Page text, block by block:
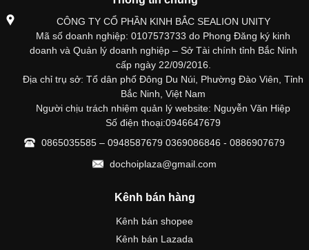
CÔNG TY CỔ PHẦN KINH BẮC SEALION UNITY
Mã số doanh nghiệp: 0107573733 do Phong Đăng ký kinh
doanh và Quản lý doanh nghiệp – Sở Tài chính tỉnh Bắc Ninh
cấp ngày 22/09/2016.
Địa chỉ trụ sở: Tổ dân phố Đông Du Núi, Phường Đào Viên, Tỉnh
Bắc Ninh, Việt Nam
Người chịu trách nhiệm quản lý website: Nguyễn Văn Hiệp
Số điện thoại:0946647679
0865035585 – 0948587679 0369086846 - 0886907679
dochoiplaza@gmail.com
Kênh bán hàng
Kênh bán shopee
Kênh bán Lazada